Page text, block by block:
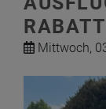
Mittwoch,